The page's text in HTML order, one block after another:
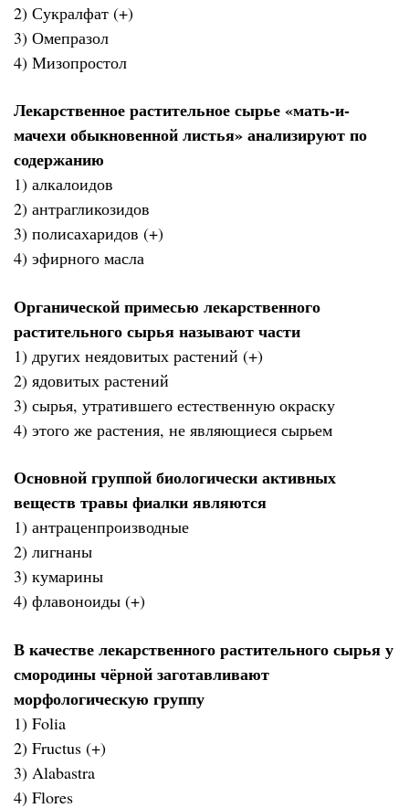
2) Сукралфат (+)
3) Омепразол
4) Мизопростол
Лекарственное растительное сырье «мать-и-
мачехи обыкновенной листья» анализируют по
содержанию
1) алкалоидов
2) антрагликозидов
3) полисахаридов (+)
4) эфирного масла
Органической примесью лекарственного
растительного сырья называют части
1) других неядовитых растений (+)
2) ядовитых растений
3) сырья, утратившего естественную окраску
4) этого же растения, не являющиеся сырьем
Основной группой биологически активных
веществ травы фиалки являются
1) антраценпроизводные
2) лигнаны
3) кумарины
4) флавоноиды (+)
В качестве лекарственного растительного сырья у
смородины чёрной заготавливают
морфологическую группу
1) Folia
2) Fructus (+)
3) Alabastra
4) Flores